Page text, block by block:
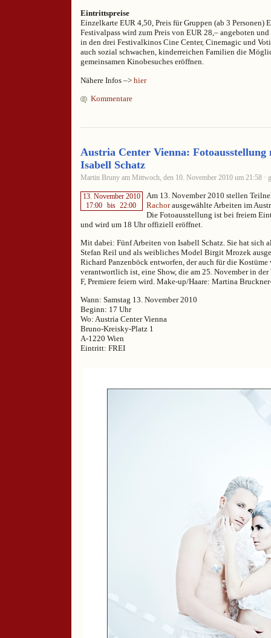
Eintrittspreise
Einzelkarte EUR 4,50, Preis für Gruppen (ab 3 Personen)
Festivalpass wird zum Preis von EUR 28,– angeboten
in den drei Festivalkinos Cine Center, Cinemagic und
auch sozial schwachen, kinderreichen Familien die
gemeinsamen Kinobesuches eröffnen.
Nähere Infos –> hier
Kommentare
Austria Center Vienna:
Isabell Schatz
Martin Bruny am Mittwoch, den 10. November 2010 um 21:58 ·
13. November 2010
17:00 bis 22:00
Am 13. November 2010 stellen
Rachorausgewählte Arbeiten im
Die Fotoausstellung ist bei freiem
und wird um 18 Uhr offiziell eröffnet.
Mit dabei: Fünf Arbeiten von Isabell Schatz. Sie hat sich
Stefan Reil und als weibliches Model Birgit Mrozek
Richard Panzenböck entworfen, der auch für die Kostüme
verantwortlich ist, eine Show, die am 25. November in
F, Premiere feiern wird. Make-up/Haare: Martina
Wann: Samstag 13. November 2010
Beginn: 17 Uhr
Wo: Austria Center Vienna
Bruno-Kreisky-Platz 1
A-1220 Wien
Eintritt: FREI